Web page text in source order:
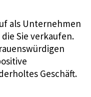
als Unternehmen
Sie verkaufen.
Geschäft.